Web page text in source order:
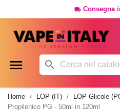
 Consegna
 
Home LOP (IT) LOP Glicole
Propilenico PG - 50ml in 120ml